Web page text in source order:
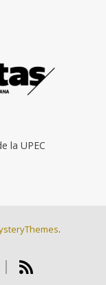
la UPEC
.
RSS